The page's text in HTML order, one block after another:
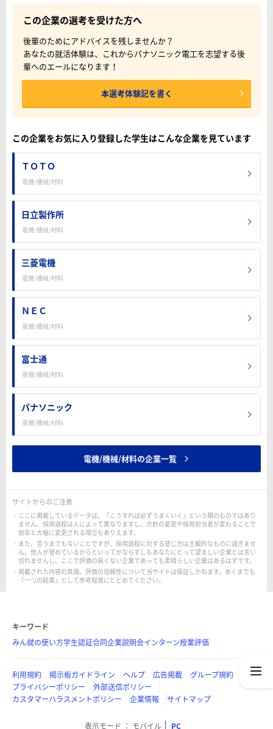
この企業の選考を受けた方へ
後輩のためにアドバイスを残しませんか？
あなたの就活体験は、これからパナソニック電工を志望する後
輩へのエールになります！
本選考体験記を書く
この企業をお気に入り登録した学生はこんな企業を見ています
ＴＯＴＯ
電機/機械/材料
日立製作所
電機/機械/材料
三菱電機
電機/機械/材料
ＮＥＣ
電機/機械/材料
富士通
電機/機械/材料
パナソニック
電機/機械/材料
電機/機械/材料の企業一覧
サイトからのご注意
ここに掲載しているデータは、「こうすれば必ずうまくいく」という類のものではあり
ません。採用過程は人によって異なりますし、方針の変更や採用担当者が変わることで
前年と大幅に変更される場合もありえます。
また、言うまでもないことですが、採用過程に対する感じ方は主観的なものに過ぎませ
ん。他人が誉めているからといってかならずしもあなたにとって望ましい企業とは言い
切れませんし、ここで評価の高くない企業であっても素晴らしい企業はあるはずです。
掲載された内容の真偽、評価の信頼性について当サイトは保証しかねます。あくまでも
「一つの結果」として参考程度にとどめてください。
キーワード
みん就の使い方学生認証合同企業説明会インターン授業評価
利用規約 掲示板ガイドライン ヘルプ 広告掲載
グループ規約
プライバシーポリシー
外部送信ポリシー
カスタマーハラスメントポリシー
企業情報 サイトマップ
表示モード モバイル PC